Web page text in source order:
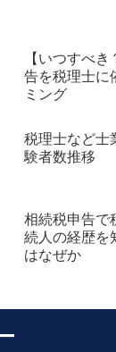
【いつすべ
告を税理士に
ミング
税理士など士
験者数推移
相続税申告で
続人の経歴を
はなぜか